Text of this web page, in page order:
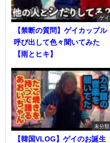
ゲイ
【禁断の質問】ゲイカップル
呼び出して色々聞いてみた
【雨とヒキ】
未分類
【韓国VLOG】ゲイのお誕生